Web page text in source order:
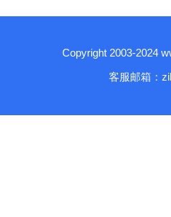
Copyright 2003-2024
客服邮箱：